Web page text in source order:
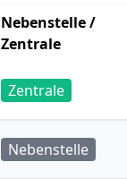
Nebenstelle /
Zentrale
Zentrale
Nebenstelle